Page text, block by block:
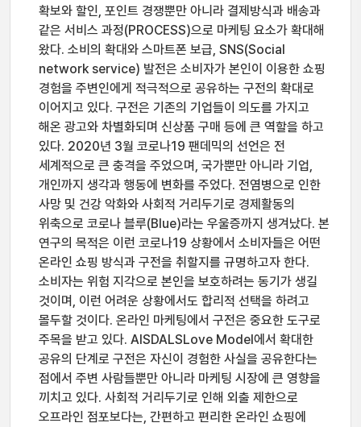
확보와 할인, 포인트 경쟁뿐만 아니라 결제방식과 배송과
같은 서비스 과정(PROCESS)으로 마케팅 요소가 확대해
왔다. 소비의 확대와 스마트폰 보급, SNS(Social
network service) 발전은 소비자가 본인이 이용한 쇼핑
경험을 주변인에게 적극적으로 공유하는 구전의 확대로
이어지고 있다. 구전은 기존의 기업들이 의도를 가지고
해온 광고와 차별화되며 신상품 구매 등에 큰 역할을 하고
있다. 2020년 3월 코로나19 팬데믹의 선언은 전
세계적으로 큰 충격을 주었으며, 국가뿐만 아니라 기업,
개인까지 생각과 행동에 변화를 주었다. 전염병으로 인한
사망 및 건강 악화와 사회적 거리두기로 경제활동의
위축으로 코로나 블루(Blue)라는 우울증까지 생겨났다. 본
연구의 목적은 이런 코로나19 상황에서 소비자들은 어떤
온라인 쇼핑 방식과 구전을 취할지를 규명하고자 한다.
소비자는 위험 지각으로 본인을 보호하려는 동기가 생길
것이며, 이런 어려운 상황에서도 합리적 선택을 하려고
몰두할 것이다. 온라인 마케팅에서 구전은 중요한 도구로
주목을 받고 있다. AISDALSLove Model에서 확대한
공유의 단계로 구전은 자신이 경험한 사실을 공유한다는
점에서 주변 사람들뿐만 아니라 마케팅 시장에 큰 영향을
끼치고 있다. 사회적 거리두기로 인해 외출 제한으로
오프라인 점포보다는, 간편하고 편리한 온라인 쇼핑에